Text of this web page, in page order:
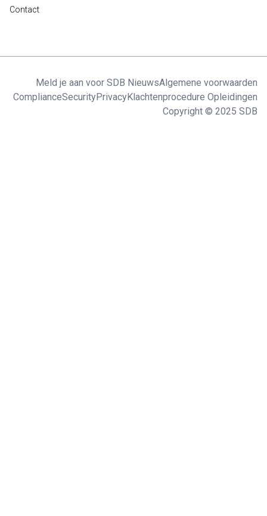
Contact
Meld je aan voor SDB NieuwsAlgemene voorwaarden
ComplianceSecurityPrivacyKlachtenprocedure Opleidingen
Copyright © 2025 SDB